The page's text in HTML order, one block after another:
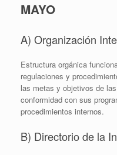
MAYO
A) Organización
Estructura orgánica
regulaciones y
las metas y objetivos de
conformidad con sus
procedimientos internos.
B) Directorio de la